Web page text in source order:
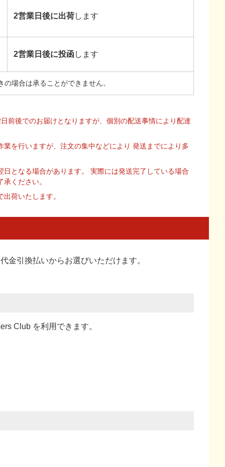
2営業日後に出荷します
2営業日後に投函します
場合は承ることができません。
前後でのお届けとなりますが、個別の配送事情により配達
を行いますが、注文の集中などにより 発送までにより多
となる場合があります。 実際には発送完了している場合
ください。
荷いたします。
金引換払いからお選びいただけます。
Club を利用できます。